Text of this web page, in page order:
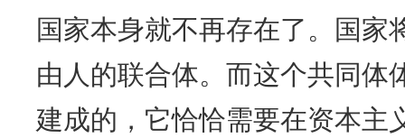
国家本身就不再存在了。国家
由人的联合体。而这个共同体
建成的，它恰恰需要在资本主